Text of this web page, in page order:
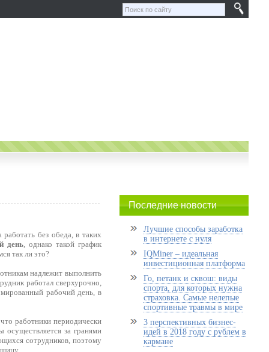
без обеда, в таких
день, однако такой график
так ли это?
надлежит выполнить
работал сверхурочно,
рабочий день, в
работники периодически
осуществляется за гранями
сотрудников, поэтому
Последние новости
Лучшие способы заработка
в интернете с нуля
IQMiner – идеальная
инвестиционная платформа
Го, петанк и сквош: виды
спорта, для которых нужна
страховка. Самые нелепые
спортивные травмы в мире
3 перспективных бизнес-
идей в 2018 году с рублем в
кармане